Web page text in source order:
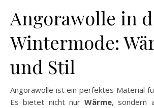
Angorawolle in
Wintermode:
und Stil
Angorawolle ist ein perfektes Material
Es bietet nicht nur Wärme, sondern